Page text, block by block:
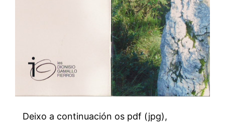
Deixo a continuación os pdf (jpg),